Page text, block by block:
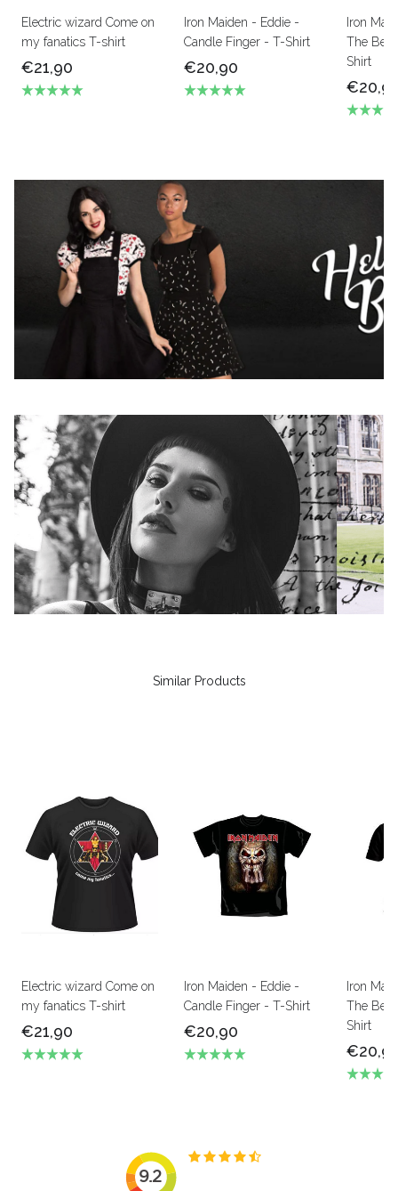
Electric wizard Come on
my fanatics T-shirt
€21,90
Iron Maiden - Eddie -
Candle Finger - T-Shirt
€20,90
Iron
The
Shirt
Similar Products
Electric wizard Come on
my fanatics T-shirt
€21,90
Iron Maiden - Eddie -
Candle Finger - T-Shirt
€20,90
Iron
The
Shirt